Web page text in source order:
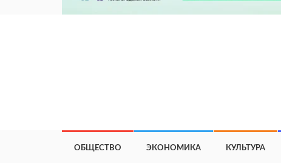
ОБЩЕСТВО ЭКОНОМИКА КУЛЬТУРА